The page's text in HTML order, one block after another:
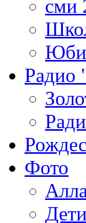
сми
Радио
Фото
Дети